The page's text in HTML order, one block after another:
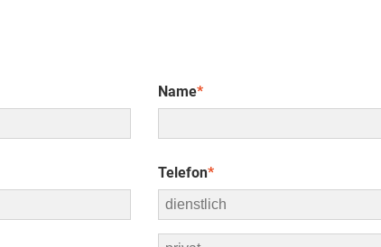
Name*
Telefon*